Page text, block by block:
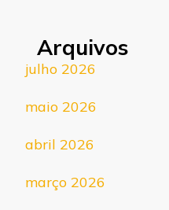
Arquivos
julho 2026
maio 2026
abril 2026
março 2026